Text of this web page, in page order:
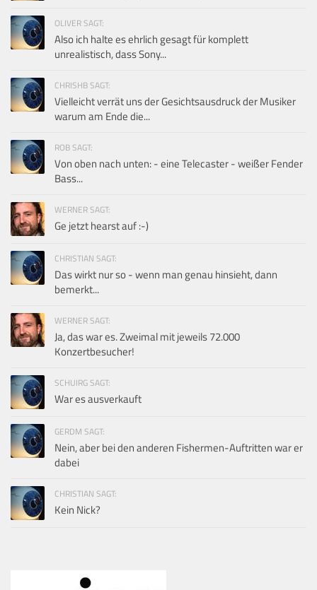
OLIVER SAGT:
Also ich halte es ehrlich gesagt für komplett
unrealistisch, dass Sony...
CHRISHB SAGT:
Vielleicht verrät uns der Gesichtsausdruck der Musiker
warum am Ende die...
ROB SAGT:
Von oben nach unten: - eine Telecaster - weißer Fender
Bass...
WERNER SAGT:
Ge jetzt hearst auf :-)
CHRISTIAN SAGT:
Das wirkt nur so - wenn man genau hinsieht, dann
bemerkt...
WERNER SAGT:
Ja, das war es. Zweimal mit jeweils 72.000
Konzertbesucher!
SCHUIRG SAGT:
War es ausverkauft
GERDM SAGT:
Nein, aber bei den anderen Fishermen-Auftritten war er
dabei
CHRISTIAN SAGT:
Kein Nick?